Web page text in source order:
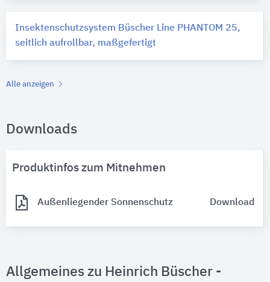
Insektenschutzsystem Büscher Line PHANTOM 25,
seitlich aufrollbar, maßgefertigt
Alle anzeigen
Downloads
Produktinfos zum Mitnehmen
Außenliegender Sonnenschutz Download
Allgemeines zu Heinrich Büscher -